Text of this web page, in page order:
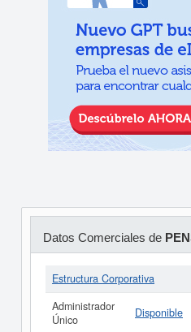
Datos Comerciales de
Estructura Corporativa
Administrador
Único
Disponible